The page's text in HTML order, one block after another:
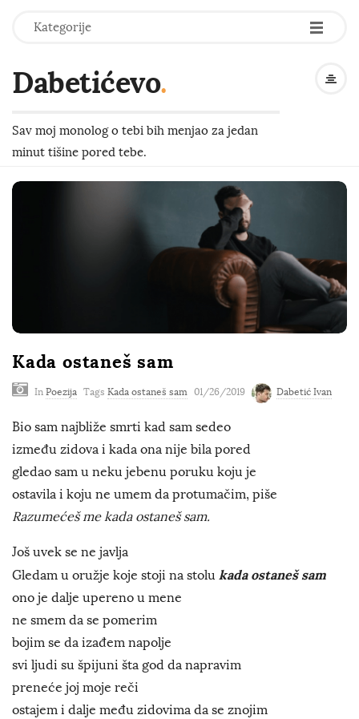
Kategorije -
-
-
Dabetićevo.
Sav moj monolog o tebi bih menjao za jedan
minut tišine pored tebe.
Kada ostaneš sam
In Poezija Tags Kada ostaneš sam 01/26/2019 Dabetić Ivan
Bio sam najbliže smrti kad sam sedeo
između zidova i kada ona nije bila pored
gledao sam u neku jebenu poruku koju je
ostavila i koju ne umem da protumačim, piše
Razumećeš me kada ostaneš sam.
Još uvek se ne javlja
Gledam u oružje koje stoji na stolu kada ostaneš sam
ono je dalje upereno u mene
ne smem da se pomerim
bojim se da izađem napolje
svi ljudi su špijuni šta god da napravim
preneće joj moje reči
ostajem i dalje među zidovima da se znojim